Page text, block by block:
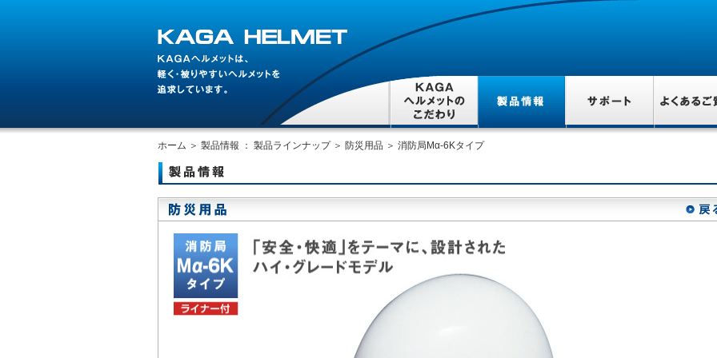
ホーム ＞ 製品情報 ： 製品ラインナップ＞ 防災用品 ＞ 消防局Mα-6Kタイプ